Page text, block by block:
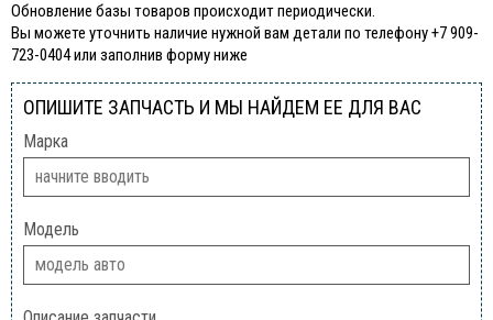
Обновление базы товаров происходит периодически.
Вы можете уточнить наличие нужной вам детали по телефону +7 909-
723-0404 или заполнив форму ниже
ОПИШИТЕ ЗАПЧАСТЬ И МЫ НАЙДЕМ ЕЕ ДЛЯ ВАС
Марка
Модель